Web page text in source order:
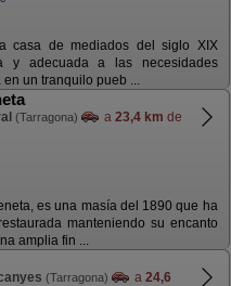
casa de mediados del siglo XIX
y adecuada a las necesidades
un tranquilo pueb ...
(Tarragona) a 23,4 km de
es una masía del 1890 que ha
manteniendo su encanto
amplia fin ...
(Tarragona) a 24,6